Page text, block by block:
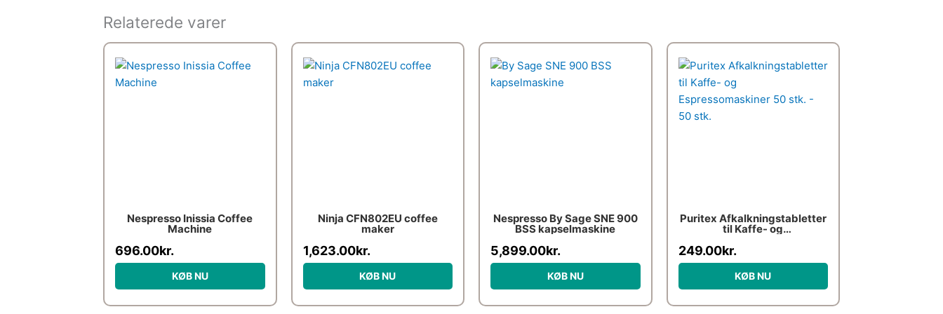
Relaterede varer
Nespresso Inissia Coffee
Machine
696.00kr.
KØB NU
Ninja CFN802EU coffee
maker
1,623.00kr.
KØB NU
Nespresso By Sage SNE 900
BSS kapselmaskine
5,899.00kr.
KØB NU
Puritex Afkalkningstabletter
til Kaffe- og
50 stk.
249.00kr.
KØB NU